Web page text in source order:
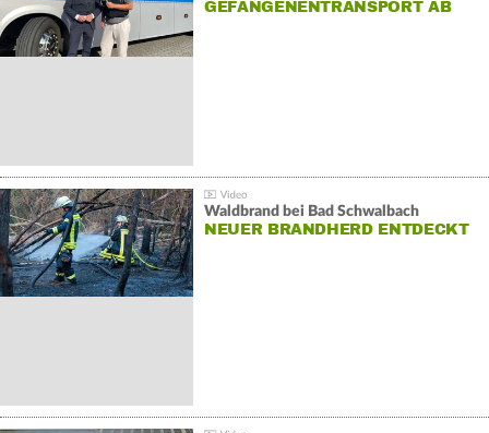
GEFANGENENTRANSPORT AB
Waldbrand bei Bad Schwalbach
NEUER BRANDHERD ENTDECKT